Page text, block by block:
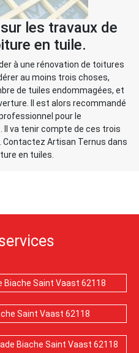
les travaux de
en tuile.
à une rénovation de toitures
au moins trois choses,
de tuiles endommagées, et
Il est alors recommandé
pour le
va tenir compte de ces trois
Artisan Ternus dans
en tuiles.
Saint Vaast 62118
Saint Vaast 62118
Biache Saint Vaast 62118